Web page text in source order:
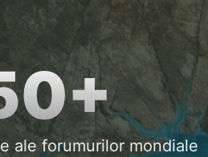
ale forumurilor mondiale